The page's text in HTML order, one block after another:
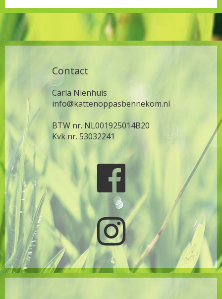
Contact
Carla Nienhuis
info@kattenoppasbennekom.nl
BTW nr. NL001925014B20
Kvk nr. 53032241

